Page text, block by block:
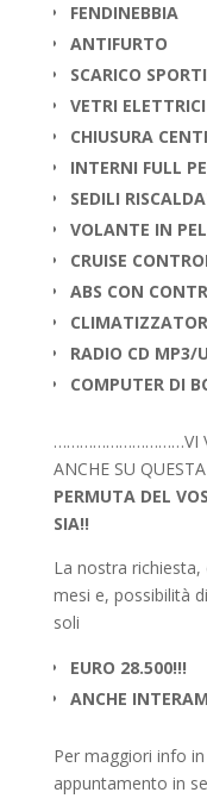
FENDINEBBIA
ANTIFURTO
SCARICO
VETRI ELETTRICI
CHIUSURA
INTERNI FULL
SEDILI
VOLANTE IN
CRUISE
ABS CON
RADIO CD MP3/
COMPUTER DI
…………………………VI
ANCHE SU
PERMUTA DEL
SIA!!
La nostra
mesi e, possibilità
soli
EURO 28.500!!!
ANCHE
Per maggiori info
appuntamento in